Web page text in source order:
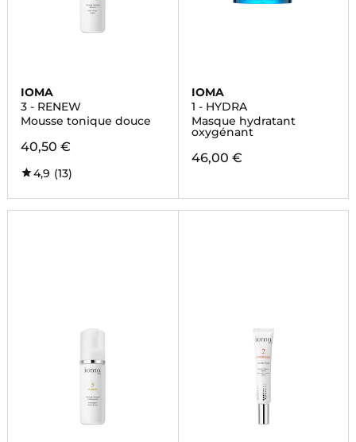
IOMA
3 - RENEW
Mousse tonique douce
40,50 €
4,9 (13)
IOMA
1 - HYDRA
Masque hydratant
oxygénant
46,00 €